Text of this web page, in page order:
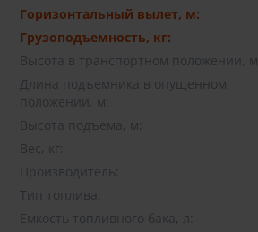
Горизонтальный вылет, м:
Грузоподъемность, кг:
Высота в транспортном положении, м:
Длина подъемника в опущенном
положении, м:
Высота подъема, м:
Вес, кг:
Производитель:
Тип топлива:
Емкость топливного бака, л: